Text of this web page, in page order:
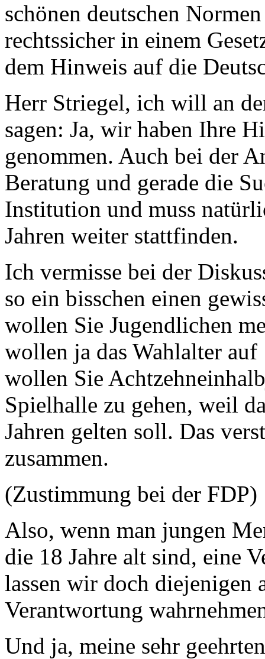
schönen deutschen
rechtssicher in einem
dem Hinweis auf die
Herr Striegel, ich will an
sagen: Ja, wir haben Ihre
genommen. Auch bei der
Beratung und gerade die
Institution und muss
Jahren weiter stattfinden.
Ich vermisse bei der
so ein bisschen einen
wollen Sie Jugendlichen
wollen ja das Wahlalter auf
wollen Sie
Spielhalle zu gehen, weil
Jahren gelten soll. Das
zusammen.
(Zustimmung bei der FDP)
Also, wenn man jungen
die 18 Jahre alt sind, eine
lassen wir doch diejenigen
Verantwortung
Und ja, meine sehr